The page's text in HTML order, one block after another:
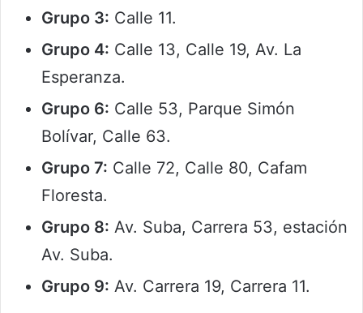
Grupo 3: Calle 11.
Grupo 4: Calle 13, Calle 19, Av. La
Esperanza.
Grupo 6: Calle 53, Parque Simón
Bolívar, Calle 63.
Grupo 7: Calle 72, Calle 80, Cafam
Floresta.
Grupo 8: Av. Suba, Carrera 53, estación
Av. Suba.
Grupo 9: Av. Carrera 19, Carrera 11.